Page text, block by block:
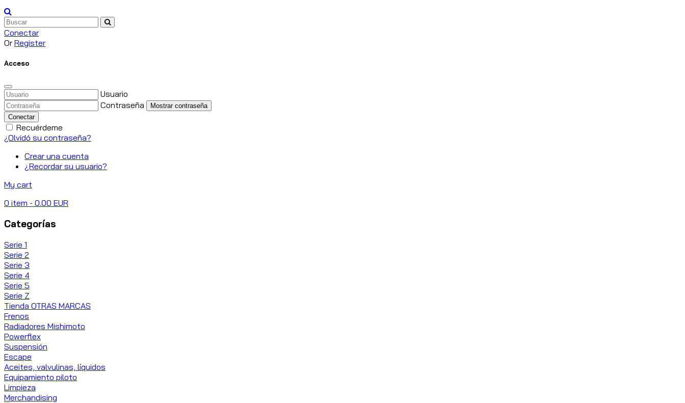
Conectar
Or Register
Acceso
Usuario
Contraseña
Mostrar contraseña
Conectar
Recuérdeme
¿Olvidó su contraseña?
Crear una cuenta
¿Recordar su usuario?
My cart
0 item - 0.00 EUR
Categorías
Serie 1
Serie 2
Serie 3
Serie 4
Serie 5
Serie Z
Tienda OTRAS MARCAS
Frenos
Radiadores Mishimoto
Powerflex
Suspensión
Escape
Aceites, valvulinas, líquidos
Equipamiento piloto
Limpieza
Merchandising